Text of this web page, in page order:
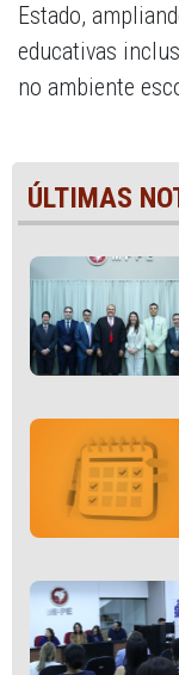
Estado,
educativas
no ambiente
ÚLTIMAS